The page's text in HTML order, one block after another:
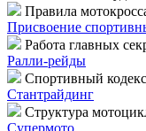
Правила
Присвоение
Работа главных
Ралли-рейды
Спортивный
Стантрайдинг
Структура